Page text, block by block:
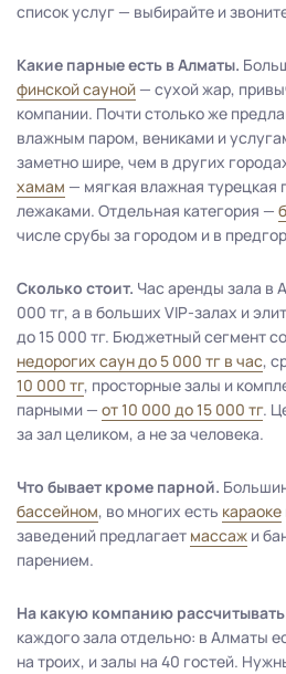
список услуг — выбирайте и
Какие парные есть в Алматы.
финской сауной — сухой жар,
компании. Почти столько же
влажным паром, вениками и
заметно шире, чем в других
хамам — мягкая влажная турецкая
лежаками. Отдельная категория —
числе срубы за городом и в
Сколько стоит. Час аренды зала в
000 тг, а в больших VIP-залах и
до 15 000 тг. Бюджетный сегмент
недорогих саун до 5 000 тг в час,
10 000 тг, просторные залы и
парными — от 10 000 до 15 000 тг.
за зал целиком, а не за человека.
Что бывает кроме парной.
бассейном, во многих есть караоке
заведений предлагает массаж и
парением.
На какую компанию
каждого зала отдельно: в Алматы
на троих, и залы на 40 гостей.